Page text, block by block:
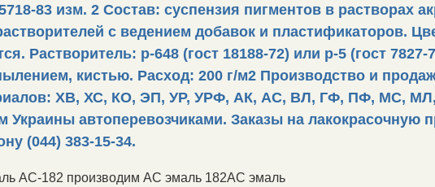
83 изм. 2 Состав: суспензия пигментов в растворах
с ведением добавок и пластификаторов.
Растворитель: р-648 (гост 18188-72) или р-5 (гост 7827-
кистью. Расход: 200 г/м2 Производство и
ХВ, ХС, КО, ЭП, УР, УРФ, АК, АС, ВЛ, ГФ, ПФ, МС,
Украины автоперевозчиками. Заказы на лакокрасочную
(044) 383-15-34.
АС-182 производим АС эмаль 182АС эмаль